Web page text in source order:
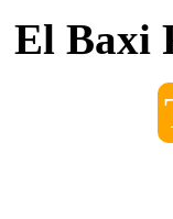
El Baxi